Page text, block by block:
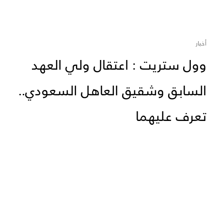
أخبار
وول ستريت : اعتقال ولي العهد
السابق وشقيق العاهل السعودي..
تعرف عليهما